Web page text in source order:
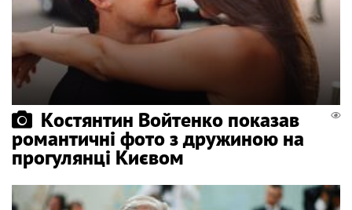
Костянтин Войтенко показав
романтичні фото з дружиною на
прогулянці Києвом